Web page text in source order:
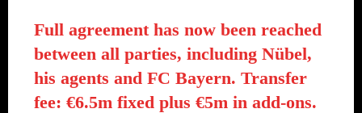
Full agreement has now been reached
between all parties, including Nübel,
his agents and FC Bayern. Transfer
fee: €6.5m fixed plus €5m in add-ons.